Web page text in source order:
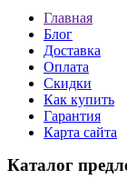
Главная
Блог
Доставка
Оплата
Скидки
Как купить
Гарантия
Карта сайта
Каталог